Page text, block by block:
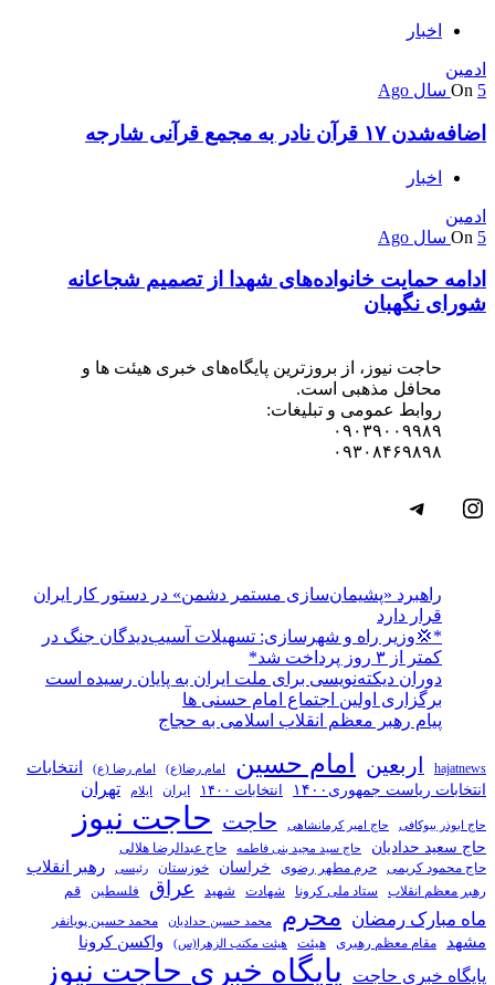
اخبار
ادمین
On 5 سال Ago
اضافه‌شدن ۱۷ قرآن نادر به مجمع قرآنی شارجه
اخبار
ادمین
On 5 سال Ago
ادامه حمایت خانواده‌های شهدا از تصمیم شجاعانه
شورای نگهبان
حاجت نیوز، از بروزترین پایگاه‌های خبری هیئت ها و
محافل مذهبی است.
روابط عمومی و تبلیغات:
۰۹۰۳۹۰۰۹۹۸۹
۰۹۳۰۸۴۶۹۸۹۸
اینستاگرم
تلگرام
راهبرد «پشیمان‌سازی مستمر دشمن» در دستور کار ایران
قرار دارد
*💢وزیر راه و شهرسازی: تسهیلات آسیب‌دیدگان جنگ در
کمتر از ۳ روز پرداخت شد*
دوران دیکته‌نویسی برای ملت ایران به پایان رسیده است
برگزاری اولین اجتماع امام حسنی ها
پیام رهبر معظم انقلاب اسلامی به حجاج
hajatnews اربعین امام حسین امام رضا(ع) امام رضا (ع) انتخابات
انتخابات ریاست جمهوری۱۴۰۰ انتخابات ۱۴۰۰ ایران ایلام تهران
حاج ابوذر بیوکافی حاج امیر کرمانشاهی حاجت حاجت نیوز
حاج سعید حدادیان حاج سید مجید بنی فاطمه
حاج عبدالرضا هلالی
حاج محمود کریمی
حرم مطهر رضوی خراسان خوزستان رئیسی رهبر انقلاب
رهبر معظم انقلاب ستاد ملی کرونا شهادت شهید عراق فلسطین قم
ماه مبارک رمضان محرم محمد حسین حدادیان محمد حسین پویانفر
مشهد مقام معظم رهبری هیئت هیئت مکتب الزهرا(س) واکسن کرونا
پایگاه خبری حاجت پایگاه خبری حاجت نیوز